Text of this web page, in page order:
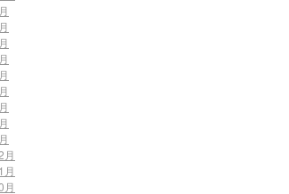
月
月
月